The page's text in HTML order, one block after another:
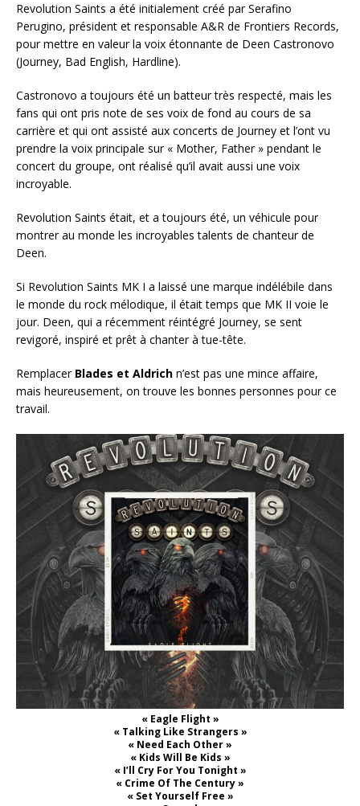
Revolution Saints a été initialement créé par Serafino
Perugino, président et responsable A&R de Frontiers Records,
pour mettre en valeur la voix étonnante de Deen Castronovo
(Journey, Bad English, Hardline).
Castronovo a toujours été un batteur très respecté, mais les
fans qui ont pris note de ses voix de fond au cours de sa
carrière et qui ont assisté aux concerts de Journey et l’ont vu
prendre la voix principale sur « Mother, Father » pendant le
concert du groupe, ont réalisé qu’il avait aussi une voix
incroyable.
Revolution Saints était, et a toujours été, un véhicule pour
montrer au monde les incroyables talents de chanteur de
Deen.
Si Revolution Saints MK I a laissé une marque indélébile dans
le monde du rock mélodique, il était temps que MK II voie le
jour. Deen, qui a récemment réintégré Journey, se sent
revigoré, inspiré et prêt à chanter à tue-tête.
Remplacer Blades et Aldrich n’est pas une mince affaire,
mais heureusement, on trouve les bonnes personnes pour ce
travail.
« Eagle Flight »
« Talking Like Strangers »
« Need Each Other »
« Kids Will Be Kids »
« I’ll Cry For You Tonight »
« Crime Of The Century »
« Set Yourself Free »